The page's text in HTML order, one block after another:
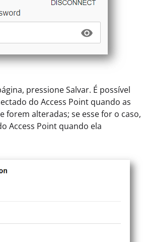
pressione Salvar. É possível
do Access Point quando as
forem alteradas; se esse for o caso,
Access Point quando ela